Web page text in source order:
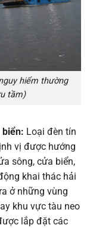
hiểm thường
tầm)
biển: Loại đèn tín
vị được hướng
sông, cửa biển,
khai thác hải
ở những vùng
khu vực tàu neo
lắp đặt các